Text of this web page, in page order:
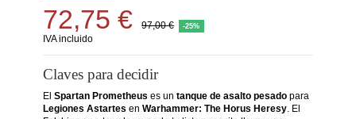
72,75 € 97,00 € -25%
IVA incluido
Claves para decidir
El Spartan Prometheus es un tanque de asalto pesadopara
Legiones Astartes en Warhammer: The Horus Heresy. El